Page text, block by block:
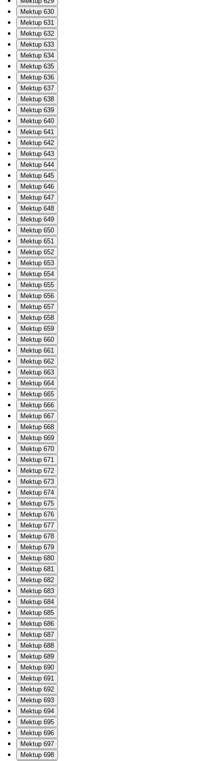
Mektup 630
Mektup 631
Mektup 632
Mektup 633
Mektup 634
Mektup 635
Mektup 636
Mektup 637
Mektup 638
Mektup 639
Mektup 640
Mektup 641
Mektup 642
Mektup 643
Mektup 644
Mektup 645
Mektup 646
Mektup 647
Mektup 648
Mektup 649
Mektup 650
Mektup 651
Mektup 652
Mektup 653
Mektup 654
Mektup 655
Mektup 656
Mektup 657
Mektup 658
Mektup 659
Mektup 660
Mektup 661
Mektup 662
Mektup 663
Mektup 664
Mektup 665
Mektup 666
Mektup 667
Mektup 668
Mektup 669
Mektup 670
Mektup 671
Mektup 672
Mektup 673
Mektup 674
Mektup 675
Mektup 676
Mektup 677
Mektup 678
Mektup 679
Mektup 680
Mektup 681
Mektup 682
Mektup 683
Mektup 684
Mektup 685
Mektup 686
Mektup 687
Mektup 688
Mektup 689
Mektup 690
Mektup 691
Mektup 692
Mektup 693
Mektup 694
Mektup 695
Mektup 696
Mektup 697
Mektup 698